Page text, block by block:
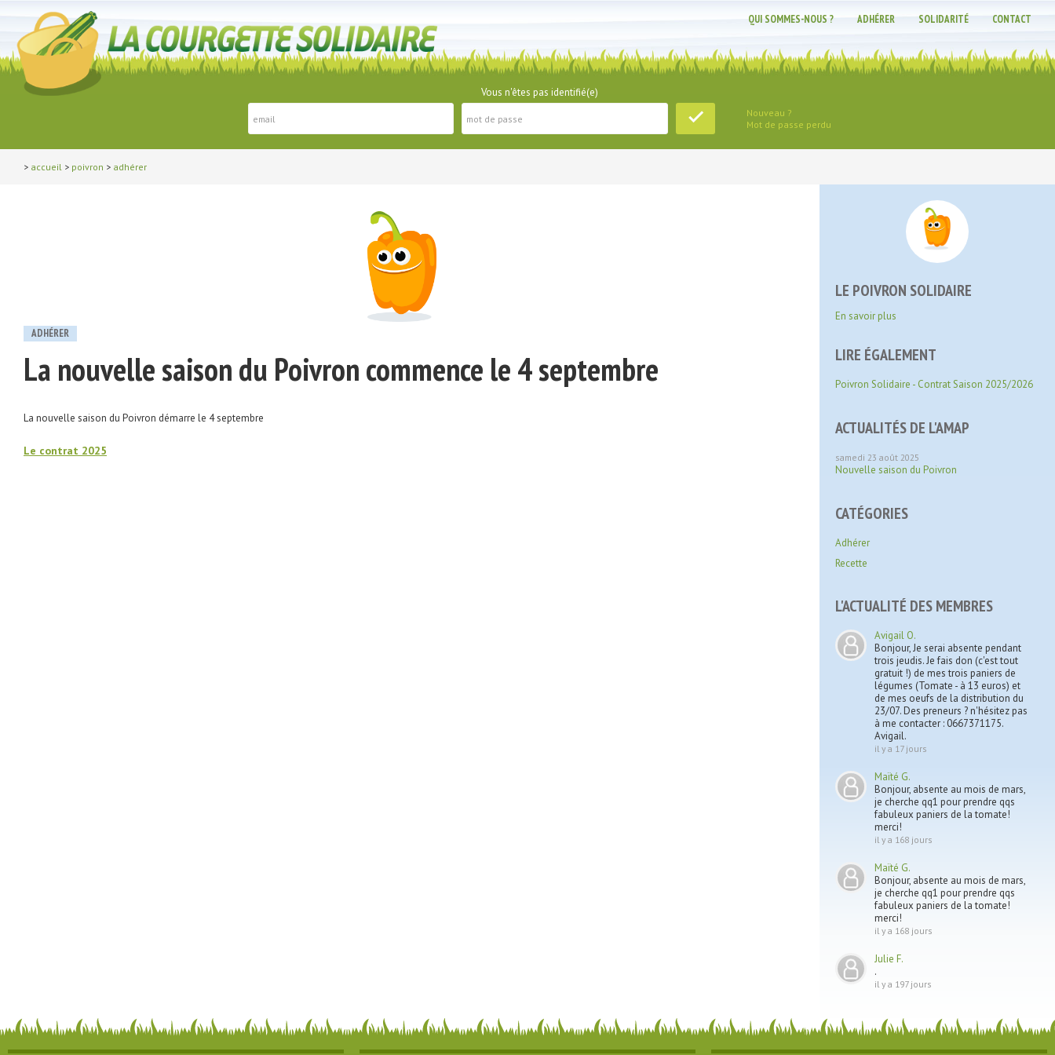
QUI SOMMES-NOUS ? ADHÉRER SOLIDARITÉ CONTACT
Vous n'êtes pas identifié(e)
Nouveau ?
Mot de passe perdu
> accueil > poivron > adhérer
ADHÉRER
La nouvelle saison du Poivron commence le 4 septembre
La nouvelle saison du Poivron démarre le 4 septembre
Le contrat 2025
LE POIVRON SOLIDAIRE
En savoir plus
LIRE ÉGALEMENT
Poivron Solidaire - Contrat Saison 2025/2026
ACTUALITÉS DE L'AMAP
samedi 23 août 2025
Nouvelle saison du Poivron
CATÉGORIES
Adhérer
Recette
L'ACTUALITÉ DES MEMBRES
Avigail O.
Bonjour, Je serai absente pendant
trois jeudis. Je fais don (c'est tout
gratuit !) de mes trois paniers de
légumes (Tomate - à 13 euros) et
de mes oeufs de la distribution du
23/07. Des preneurs ? n'hésitez pas
à me contacter : 0667371175.
Avigail.
il y a 17 jours
Maïté G.
Bonjour, absente au mois de mars,
je cherche qq1 pour prendre qqs
fabuleux paniers de la tomate!
merci!
il y a 168 jours
Maïté G.
Bonjour, absente au mois de mars,
je cherche qq1 pour prendre qqs
fabuleux paniers de la tomate!
merci!
il y a 168 jours
Julie F.
.
il y a 197 jours